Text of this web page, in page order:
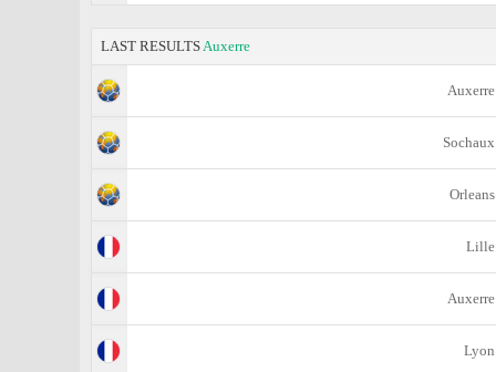
LAST RESULTSAuxerre
Auxerre
Sochaux
Orleans
Lille
Auxerre
Lyon